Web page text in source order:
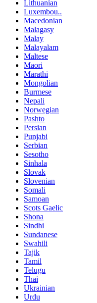
Lithuanian
Luxembou..
Macedonian
Malagasy
Malay
Malayalam
Maltese
Maori
Marathi
Mongolian
Burmese
Nepali
Norwegian
Pashto
Persian
Punjabi
Serbian
Sesotho
Sinhala
Slovak
Slovenian
Somali
Samoan
Scots Gaelic
Shona
Sindhi
Sundanese
Swahili
Tajik
Tamil
Telugu
Thai
Ukrainian
Urdu